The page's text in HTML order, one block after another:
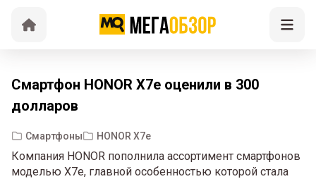
Смартфон HONOR X7e оценили в 300
долларов
Смартфоны HONOR X7e
Компания HONOR пополнила ассортимент смартфонов
моделью X7e, главной особенностью которой стала